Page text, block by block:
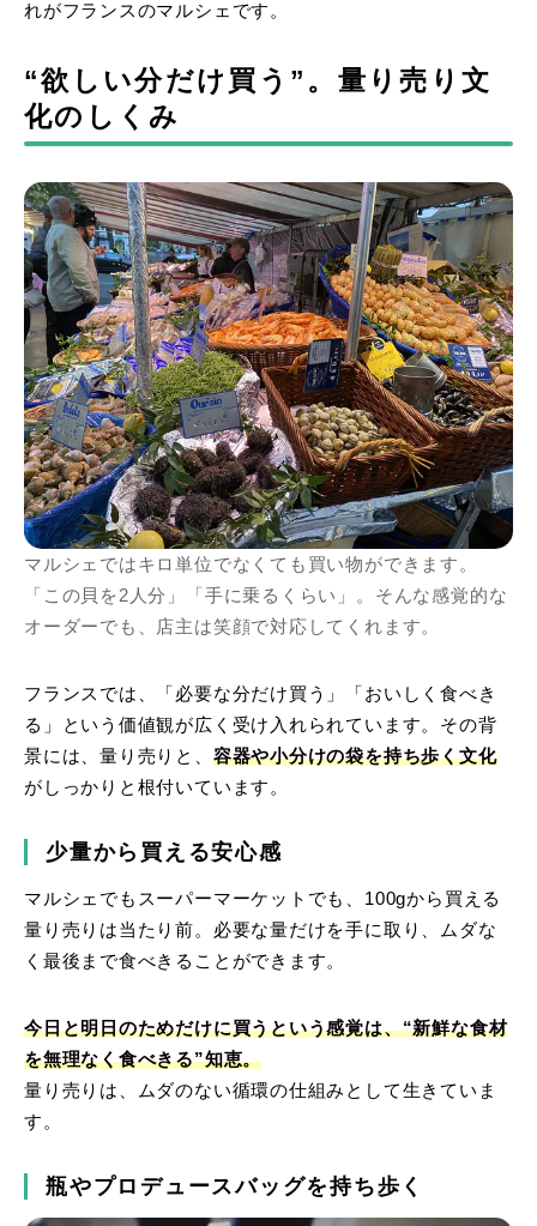
れがフランスのマルシェです。
“欲しい分だけ買う”。量り売り文
化のしくみ
マルシェではキロ単位でなくても買い物ができます。
「この貝を2人分」「手に乗るくらい」。そんな感覚的な
オーダーでも、店主は笑顔で対応してくれます。
フランスでは、「必要な分だけ買う」「おいしく食べき
る」という価値観が広く受け入れられています。その背
景には、量り売りと、 容器や小分けの袋を持ち歩く文化
がしっかりと根付いています。
少量から買える安心感
マルシェでもスーパーマーケットでも、100gから買える
量り売りは当たり前。必要な量だけを手に取り、ムダな
く最後まで食べきることができます。
今日と明日のためだけに買うという感覚は、“新鮮な食材
を無理なく食べきる”知恵。
量り売りは、ムダのない循環の仕組みとして生きていま
す。
瓶やプロデュースバッグを持ち歩く